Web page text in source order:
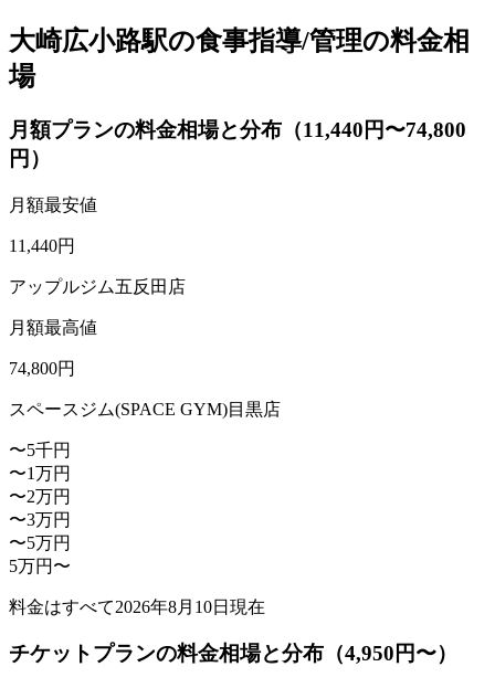
大崎広小路駅の食事指導/管理の料金相
場
月額プランの料金相場と分布（11,440円〜74,800
円）
月額最安値
11,440円
アップルジム五反田店
月額最高値
74,800円
スペースジム(SPACE GYM)目黒店
〜5千円
〜1万円
〜2万円
〜3万円
〜5万円
5万円〜
料金はすべて2026年8月10日 現在
チケットプランの料金相場と分布（4,950円〜）